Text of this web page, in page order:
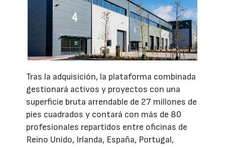
Tras la adquisición, la plataforma combinada
gestionará activos y proyectos con una
superficie bruta arrendable de 27 millones de
pies cuadrados y contará con más de 80
profesionales repartidos entre oficinas de
Reino Unido, Irlanda, España, Portugal,